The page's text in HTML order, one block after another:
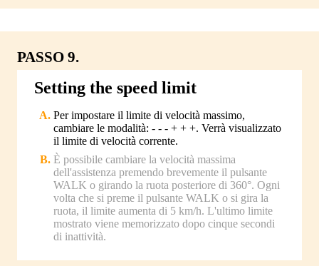
PASSO 9.
Setting the speed limit
Per impostare il limite di velocità massimo,
cambiare le modalità: - - - + + +. Verrà visualizzato
il limite di velocità corrente.
È possibile cambiare la velocità massima
dell'assistenza premendo brevemente il pulsante
WALK o girando la ruota posteriore di 360°. Ogni
volta che si preme il pulsante WALK o si gira la
ruota, il limite aumenta di 5 km/h. L'ultimo limite
mostrato viene memorizzato dopo cinque secondi
di inattività.